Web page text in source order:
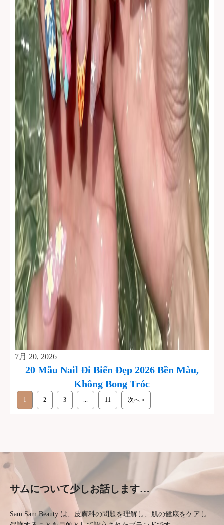
7月 20, 2026
20 Mẫu Nail Đi Biển Đẹp 2026 Bền Màu,
Không Bong Tróc
1 2 3 ... 11 次へ »
サムについて少しお話します…
Sam Sam Beauty は、皮膚科の問題を理解し、肌の健康をケアし